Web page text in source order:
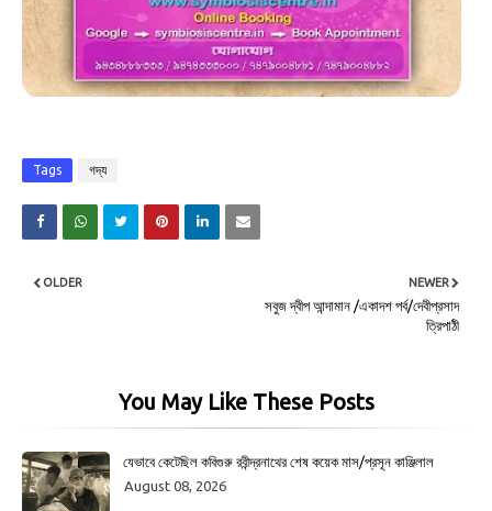
Tags গদ্য
NEWER
সবুজ দ্বীপ আন্দামান /একাদশ পর্ব/দেবীপ্রসাদ
ত্রিপাঠী
OLDER
You May Like These Posts
যেভাবে কেটেছিল কবিগুরু রবীন্দ্রনাথের শেষ কয়েক মাস/প্রসূন কাঞ্জিলাল
August 08, 2026